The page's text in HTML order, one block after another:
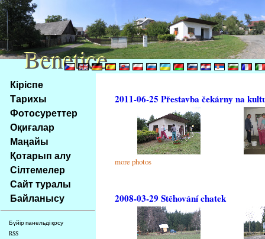
Na
obsah
stránky
Klávesové
zkratky
tomto
webu
základní
Hlavní
strana
Кіріспе
Тарихы
Фотосуреттер
Оқиғалар
Маңайы
Қотарып алу
Сілтемелер
Сайт туралы
Байланысу
Бүйір панельді қосу
RSS
2011-06-25 Přestavba čekárny na
more photos
2008-03-29 Stěhování chatek
Benetice
Benetice